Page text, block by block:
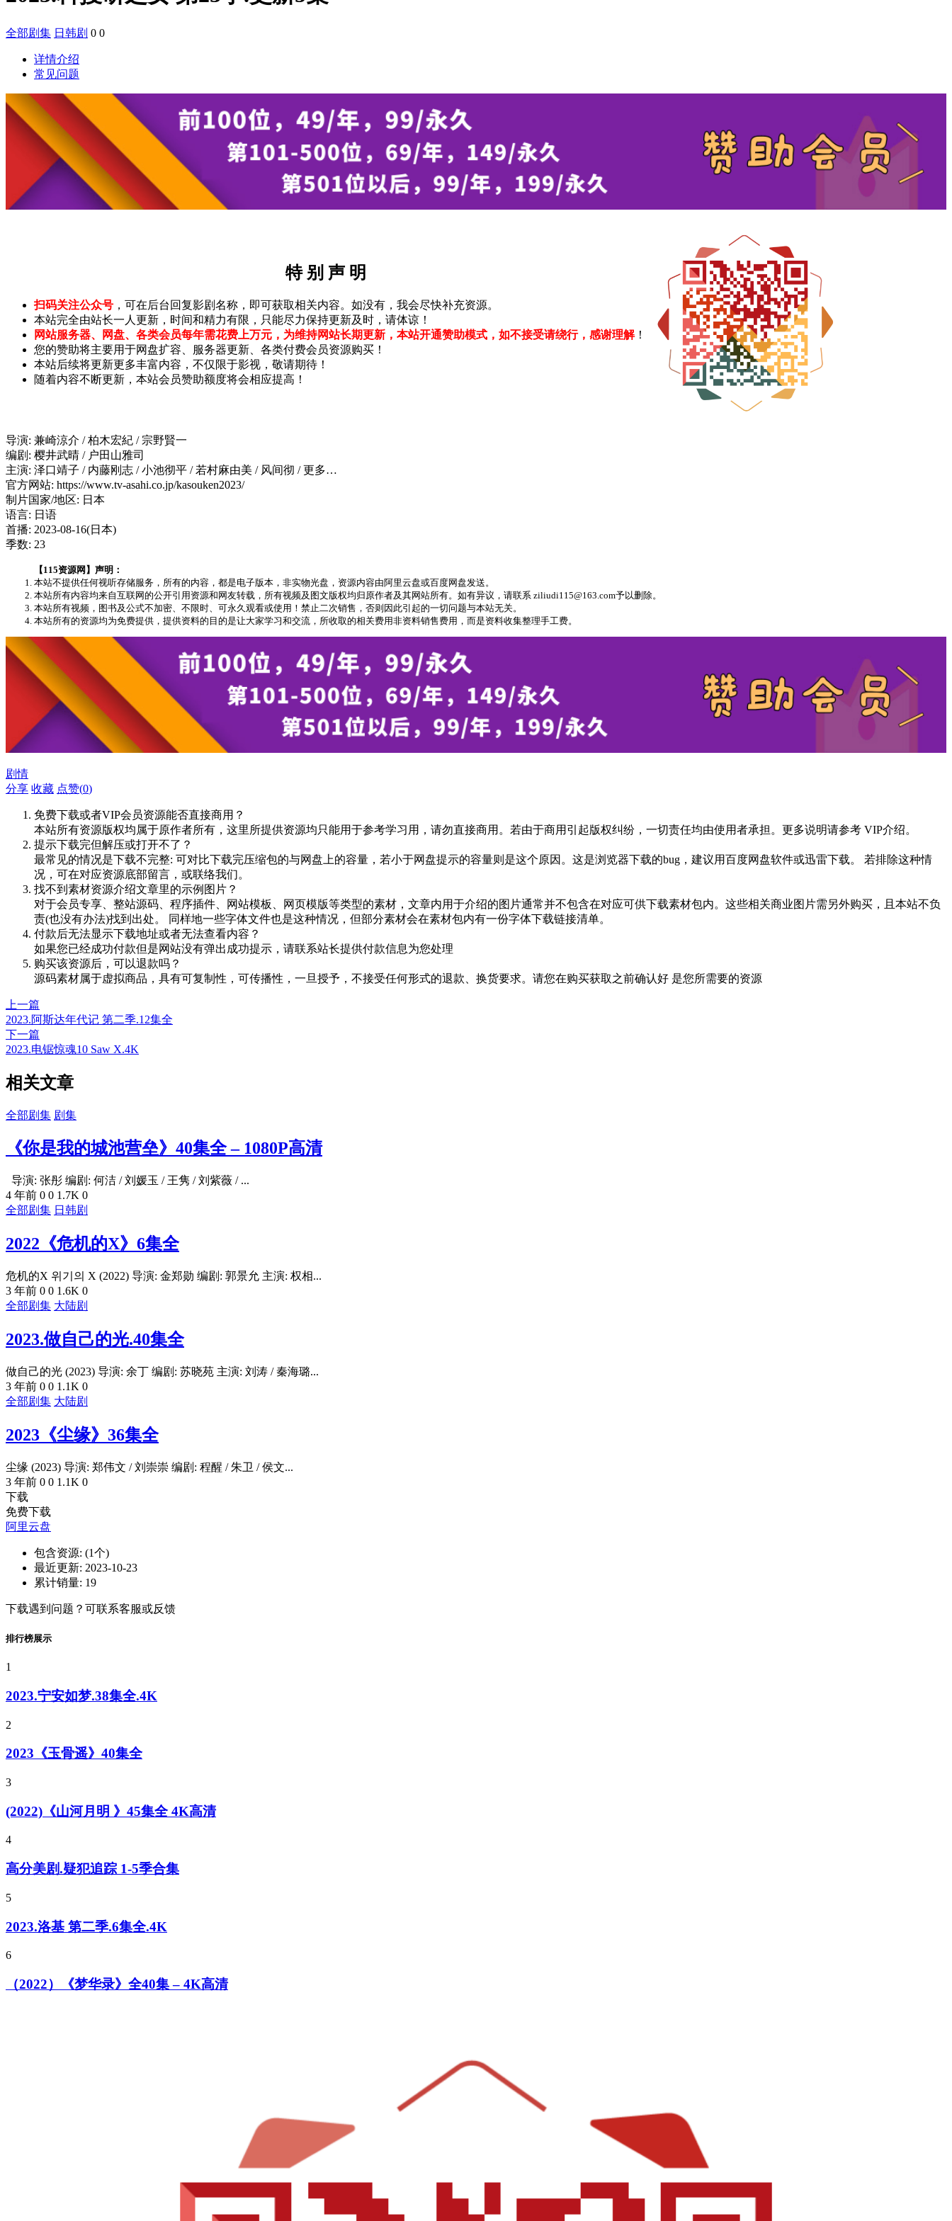
全部剧集 日韩剧 0 0
详情介绍
常见问题
特 别 声 明
扫码关注公众号 ，可在后台回复影剧名称，即可获取相关内容。如没有，我会尽快补充资源。
本站完全由站长一人更新，时间和精力有限，只能尽力保持更新及时，请体谅！
网站服务器、网盘、各类会员每年需花费上万元，为维持网站长期更新，本站开通赞助模式，如不接受请绕行，感谢理解！
您的赞助将主要用于网盘扩容、服务器更新、各类付费会员资源购买！
本站后续将更新更多丰富内容，不仅限于影视，敬请期待！
随着内容不断更新，本站会员赞助额度将会相应提高！
导演: 兼崎涼介 / 柏木宏紀 / 宗野賢一
编剧: 樱井武晴 / 户田山雅司
主演: 泽口靖子 / 内藤刚志 / 小池彻平 / 若村麻由美 / 风间彻 / 更多…
官方网站: https://www.tv-asahi.co.jp/kasouken2023/
制片国家/地区: 日本
语言: 日语
首播: 2023-08-16(日本)
季数: 23
【115资源网】声明：
本站不提供任何视听存储服务，所有的内容，都是电子版本，非实物光盘，资源内容由阿里云盘或百度网盘发送。
本站所有内容均来自互联网的公开引用资源和网友转载，所有视频及图文版权均归原作者及其网站所有。如有异议，请联系 ziliudi115@163.com予以删除。
本站所有视频，图书及公式不加密、不限时、可永久观看或使用！禁止二次销售，否则因此引起的一切问题与本站无关。
本站所有的资源均为免费提供，提供资料的目的是让大家学习和交流，所收取的相关费用非资料销售费用，而是资料收集整理手工费。
剧情
分享 收藏 点赞(0)
免费下载或者VIP会员资源能否直接商用？
本站所有资源版权均属于原作者所有，这里所提供资源均只能用于参考学习用，请勿直接商用。若由于商用引起版权纠纷，一切责任均由使用者承担。更多说明请参考 VIP介绍。
提示下载完但解压或打开不了？
最常见的情况是下载不完整: 可对比下载完压缩包的与网盘上的容量，若小于网盘提示的容量则是这个原因。这是浏览器下载的bug，建议用百度网盘软件或迅雷下载。 若排除这种情
况，可在对应资源底部留言，或联络我们。
找不到素材资源介绍文章里的示例图片？
对于会员专享、整站源码、程序插件、网站模板、网页模版等类型的素材，文章内用于介绍的图片通常并不包含在对应可供下载素材包内。这些相关商业图片需另外购买，且本站不负
责(也没有办法)找到出处。 同样地一些字体文件也是这种情况，但部分素材会在素材包内有一份字体下载链接清单。
付款后无法显示下载地址或者无法查看内容？
如果您已经成功付款但是网站没有弹出成功提示，请联系站长提供付款信息为您处理
购买该资源后，可以退款吗？
源码素材属于虚拟商品，具有可复制性，可传播性，一旦授予，不接受任何形式的退款、换货要求。请您在购买获取之前确认好 是您所需要的资源
上一篇
2023.阿斯达年代记 第二季.12集全
下一篇
2023.电锯惊魂10 Saw X.4K
相关文章
全部剧集 剧集
《你是我的城池营垒》40集全 – 1080P高清
导演: 张彤 编剧: 何洁 / 刘媛玉 / 王隽 / 刘紫薇 / ...
4 年前 0 0 1.7K 0
全部剧集 日韩剧
2022《危机的X》6集全
危机的X 위기의 X (2022) 导演: 金郑勋 编剧: 郭景允 主演: 权相...
3 年前 0 0 1.6K 0
全部剧集 大陆剧
2023.做自己的光.40集全
做自己的光 (2023) 导演: 余丁 编剧: 苏晓苑 主演: 刘涛 / 秦海璐...
3 年前 0 0 1.1K 0
全部剧集 大陆剧
2023《尘缘》36集全
尘缘 (2023) 导演: 郑伟文 / 刘崇崇 编剧: 程醒 / 朱卫 / 侯文...
3 年前 0 0 1.1K 0
下载
免费下载
阿里云盘
包含资源: (1个)
最近更新: 2023-10-23
累计销量: 19
下载遇到问题？可联系客服或反馈
排行榜展示
1
2023.宁安如梦.38集全.4K
2
2023《玉骨遥》40集全
3
(2022)《山河月明 》45集全 4K高清
4
高分美剧.疑犯追踪 1-5季合集
5
2023.洛基 第二季.6集全.4K
6
（2022）《梦华录》全40集 – 4K高清